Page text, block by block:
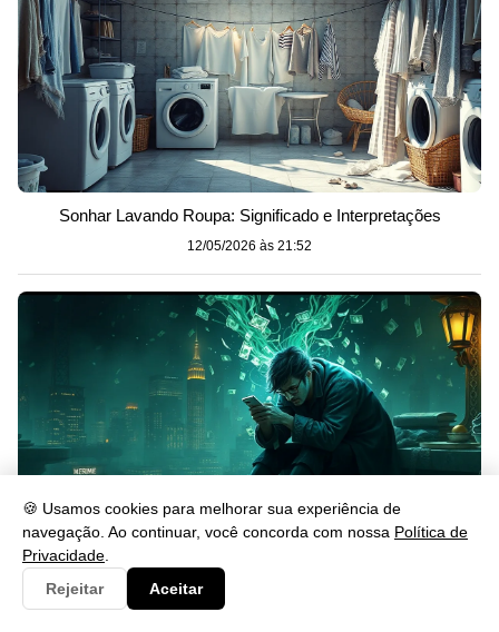
🍪 Usamos cookies para melhorar sua experiência de
navegação. Ao continuar, você concorda com nossa Política de
Privacidade
Rejeitar
Aceitar
Sonhar Lavando Roupa: Significado e Interpretações
12/05/2026 às 21:52
Sonhar Roubando Dinheiro: O Que Significa?
12/05/2026 às 21:52